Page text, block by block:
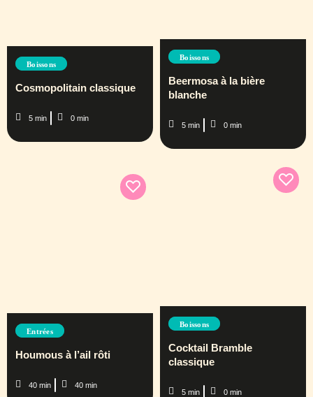
Boissons
Cosmopolitain classique
5 min 0 min
Boissons
Beermosa à la bière
blanche
5 min 0 min
Entrées
Houmous à l’ail rôti
40 min 40 min
Boissons
Cocktail Bramble
classique
5 min 0 min